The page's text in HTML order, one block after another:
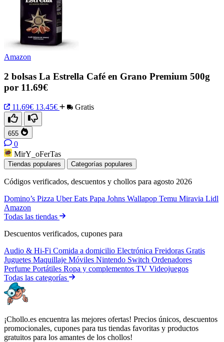
Amazon
2 bolsas La Estrella Café en Grano Premium 500g
por 11.69€
11.69€ 13.45€ Gratis
655
0
MirY_oFerTas
Tiendas populares Categorías populares
Códigos verificados, descuentos y chollos para agosto 2026
Domino’s Pizza Uber Eats Papa Johns Wallapop Temu Miravia Lidl
Amazon
Todas las tiendas
Descuentos verificados, cupones para
Audio & Hi-Fi Comida a domicilio Electrónica Freidoras Gratis
Juguetes Maquillaje Móviles Nintendo Switch Ordenadores
Perfume Portátiles Ropa y complementos TV Videojuegos
Todas las categorías
¡Chollo.es encuentra las mejores ofertas! Precios únicos, descuentos
promocionales, cupones para tus tiendas favoritas y productos
gratuitos para los amantes de los chollos!